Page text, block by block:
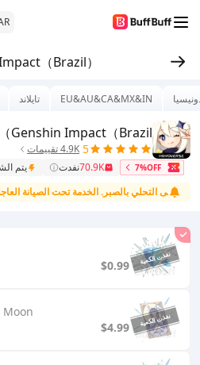
（Brazil）
EU&AU&CA&MX&IN تايلاند
Genshin Impact（Brazil）
5 4.9K تقييمات
7%OFF
70.9Kنفدت يتم
يرجى التحلي بالصبر.الخدمة تحت الصيانة
$0.99
$4.99